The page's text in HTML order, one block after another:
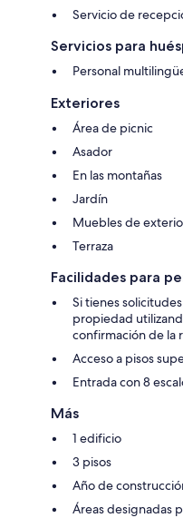
Servicio de
Servicios para
Personal
Exteriores
Área de picnic
Asador
En las montañas
Jardín
Muebles de
Terraza
Facilidades para
Si tienes
propiedad
confirmación de la
Acceso a pisos
Entrada con 8
Más
1 edificio
3 pisos
Año de
Áreas designadas